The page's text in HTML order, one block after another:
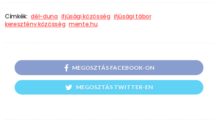
Címkék: dél-duna ifjúsági közösség ifjúsági tábor
keresztény közösség mente.hu
MEGOSZTÁS FACEBOOK-ON
MEGOSZTÁS TWITTER-EN